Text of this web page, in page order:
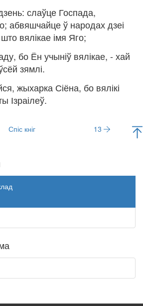
слаўце Госпада,
абвяшчайце ў народах дзеі
вялікае імя Яго;
бо Ён учыніў вялікае, - хай
зямлі.
жыхарка Сіёна, бо вялікі
Ізраілеў.
Спіс кніг 13